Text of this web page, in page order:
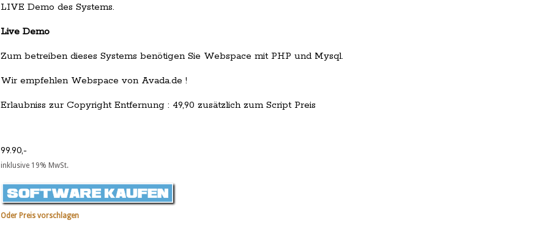
LIVE Demo des Systems.
Live Demo
Zum betreiben dieses Systems benötigen Sie Webspace mit PHP und Mysql.
Wir empfehlen Webspace von Avada.de !
Erlaubniss zur Copyright Entfernung : 49,90 zusätzlich zum Script Preis
99.90,-
inklusive 19% MwSt.
Oder Preis vorschlagen